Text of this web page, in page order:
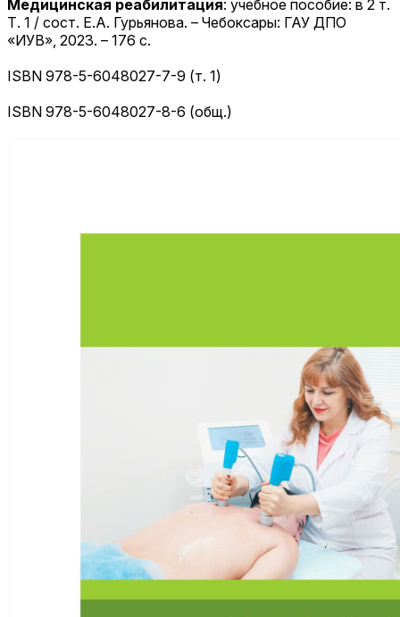
Медицинская реабилитация: учебное пособие: в 2 т.
Т. 1 / сост. Е.А. Гурьянова. – Чебоксары: ГАУ ДПО
«ИУВ», 2023. – 176 с.
ISBN 978-5-6048027-7-9 (т. 1)
ISBN 978-5-6048027-8-6 (общ.)